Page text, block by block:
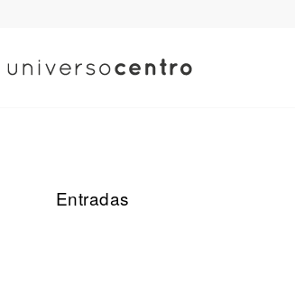
Entradas